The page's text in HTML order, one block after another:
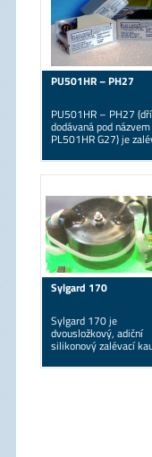
PU501HR – PH27
PU501HR – PH27
dodávaná pod názvem
PL501HR G27) je
polyuretan vhodný pro
zalévání…
Sylgard 170
Sylgard 170 je
dvousložkový, adiční
silikonový zalévací
pro elektroniku,
se při…